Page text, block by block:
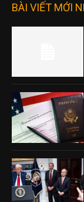
BÀI VIẾT MỚI